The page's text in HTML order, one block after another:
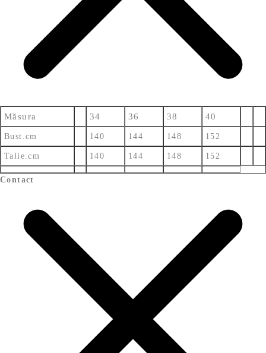
Măsura 34 36 38 40
Bust.cm 140 144 148 152
Talie.cm 140 144 148 152
Contact